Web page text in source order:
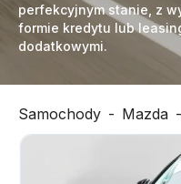
perfekcyjnym stanie, z
formie kredytu lub
dodatkowymi.
Samochody - Mazda -